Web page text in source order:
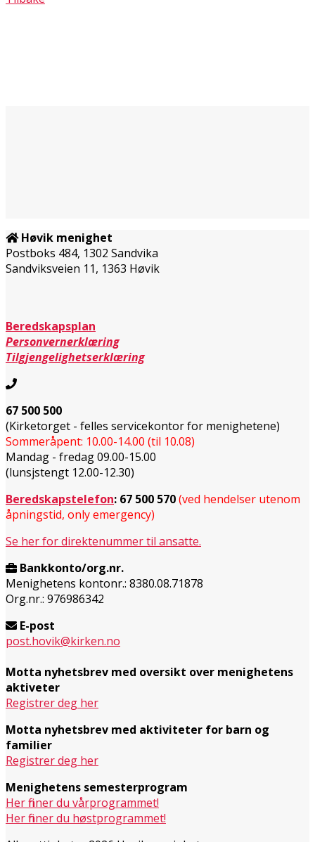
Høvik menighet
Postboks 484, 1302 Sandvika
Sandviksveien 11, 1363 Høvik
Beredskapsplan
Personvernerklæring
Tilgjengelighetserklæring
67 500 500
(Kirketorget - felles servicekontor for menighetene)
Sommeråpent: 10.00-14.00 (til 10.08)
Mandag - fredag 09.00-15.00
(lunsjstengt 12.00-12.30)
Beredskapstelefon: 67 500 570(ved hendelser utenom
åpningstid, only emergency)
Se her for direktenummer til ansatte.
Bankkonto/org.nr.
Menighetens kontonr.: 8380.08.71878
Org.nr.: 976986342
E-post
post.hovik@kirken.no
Motta nyhetsbrev med oversikt over menighetens
aktiveter
Registrer deg her
Motta nyhetsbrev med aktiviteter for barn og
familier
Registrer deg her
Menighetens semesterprogram
Her finner du vårprogrammet!
Her finner du høstprogrammet!